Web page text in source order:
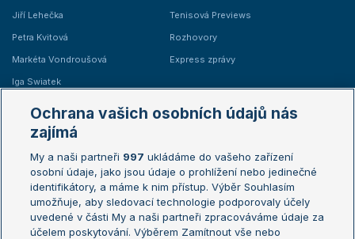
Jiří Lehečka
Petra Kvitová
Markéta Vondroušová
Iga Swiatek
Tenisová Previews
Rozhovory
Express zprávy
Žebříčky
Žebříček ATP (muži)
Žebříček WTA (ženy)
Sázkařský žebříček
Australian Open
French Open
Wimbledon
US Open
Ochrana vašich osobních údajů nás
zajímá
My a naši partneři 997 ukládáme do vašeho zařízení
osobní údaje, jako jsou údaje o prohlížení nebo jedinečné
identifikátory, a máme k nim přístup. Výběr Souhlasím
umožňuje, aby sledovací technologie podporovaly účely
uvedené v části My a naši partneři zpracováváme údaje za
účelem poskytování. Výběrem Zamítnout vše nebo